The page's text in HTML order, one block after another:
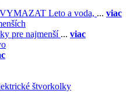
VYMAZAT Leto a voda, ... viac
pre najmenší ... viac
štvorkolky